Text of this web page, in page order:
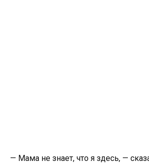
— Мама не знает, что я здесь, —